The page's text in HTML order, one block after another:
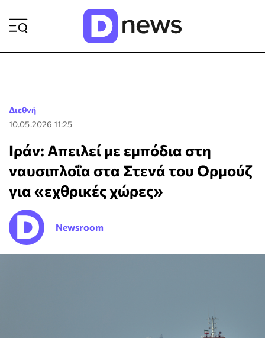
Διεθνή
10.05.2026 11:25
Ιράν: Απειλεί με εμπόδια στη
ναυσιπλοΐα στα Στενά του Ορμούζ
για «εχθρικές χώρες»
Newsroom